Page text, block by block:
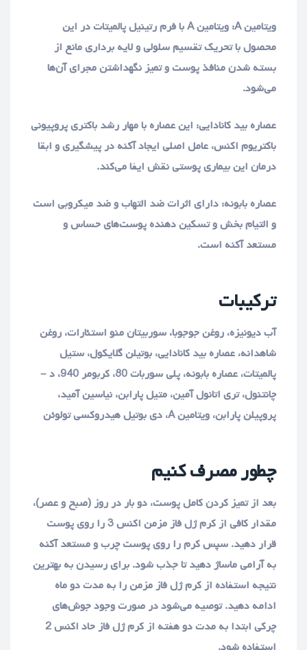
ویتامین A: ویتامین A با فرم رتینیل پالمیتات در این
محصول با تحریک تقسیم سلولی و لایه برداری مانع از
بسته شدن منافذ پوست و تمیز نگهداشتن مجرای آن‌ها
می‌شود.
عصاره بید کانادایی: این عصاره با مهار رشد باکتری پروپیونی
باکتریوم اکنس، عامل اصلی ایجاد آکنه در پیشگیری و ابقا
درمان این بیماری پوستی نقش ایفا می‌کند.
عصاره بابونه: دارای اثرات ضد التهاب و ضد میکروبی است
و التیام بخش و تسکین دهنده پوست‌های حساس و
مستعد آکنه است.
ترکیبات
آب دیونیزه، روغن جوجوبا، سوربیتان منو استئارات، روغن
شاهدانه، عصاره بید کانادایی، بوتیلن گلایکول، ستیل
پالمیتات، عصاره بابونه، پلی سوربات 80، کربومر 940، د –
چانتنول، تری اتانول آمین، متیل پارابن، نیاسین آمید،
پروپیلن پارابن، ویتامین A، دی بوتیل هیدروکسی تولوئن
چطور مصرف کنیم
بعد از تمیز کردن کامل پوست، دو بار در روز (صبح و عصر)،
مقدار کافی از کرم ژل فاز مزمن اکنس 3 را روی پوست
قرار دهید. سپس کرم را روی پوست چرب و مستعد آکنه
به آرامی ماساژ دهید تا جذب شود. برای رسیدن به بهترین
نتیجه استفاده از کرم ژل فاز مزمن را به مدت دو ماه
ادامه دهید. توصیه می‌شود در صورت وجود جوش‌های
چرکی ابتدا به مدت دو هفته از کرم ژل فاز حاد اکنس 2